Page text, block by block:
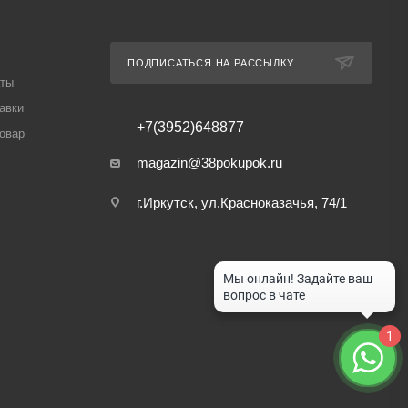
ПОДПИСАТЬСЯ НА РАССЫЛКУ
+7(3952)648877
magazin@38pokupok.ru
г.Иркутск, ул.Красноказачья, 74/1
1